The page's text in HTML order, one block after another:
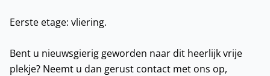
Eerste etage: vliering.
Bent u nieuwsgierig geworden naar dit heerlijk vrije
plekje? Neemt u dan gerust contact met ons op,